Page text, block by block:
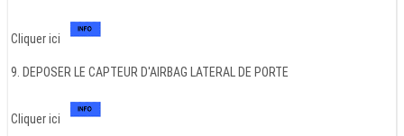
Cliquer ici
9. DEPOSER LE CAPTEUR D'AIRBAG LATERAL DE PORTE
Cliquer ici